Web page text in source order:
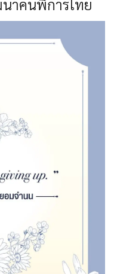
าคนพิการไทย